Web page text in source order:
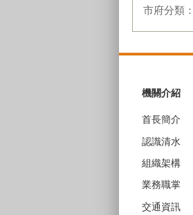
市府分類：
機關介紹
首長簡介
認識清水
組織架構
業務職掌
交通資訊